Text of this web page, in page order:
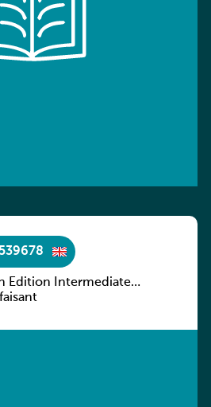
Edition Intermediate
key